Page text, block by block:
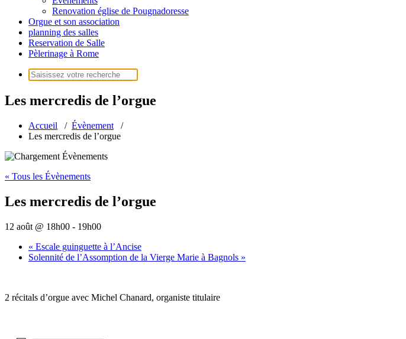
Renovation église de Pougnadoresse
Orgue et son association
planning des salles
Reservation de Salle
Pèlerinage à Rome
Recherche
pour :
Les mercredis de l’orgue
Accueil / Évènement /
Les mercredis de l’orgue
« Tous les Évènements
Les mercredis de l’orgue
12 août @ 18h00 - 19h00
« Escale guinguette à l’Ancise
Solennité de l’Assomption de la Vierge Marie à Bagnols »
2 récitals d’orgue avec Michel Chanard, organiste titulaire